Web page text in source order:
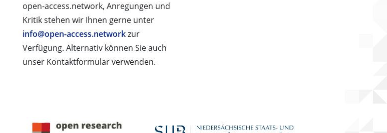
open-access.network, Anregungen und
Kritik stehen wir Ihnen gerne unter
info@open-access.networkzur
Verfügung. Alternativ können Sie auch
unser Kontaktformular verwenden.